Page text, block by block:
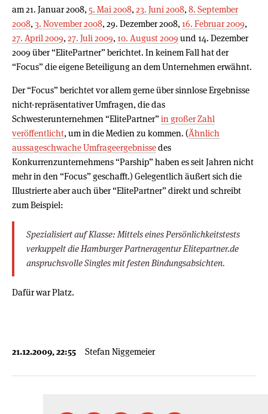
am 21. Januar 2008, 5. Mai 2008, 23. Juni 2008, 8. September
2008, 3. November 2008, 29. Dezember 2008, 16. Februar 2009,
27. April 2009, 27. Juli 2009, 10. August 2009und 14. Dezember
2009 über “ElitePartner” berichtet. In keinem Fall hat der
“Focus” die eigene Beteiligung an dem Unternehmen erwähnt.
Der “Focus” berichtet vor allem gerne über sinnlose Ergebnisse
nicht-repräsentativer Umfragen, die das
Schwesterunternehmen “ElitePartner”in großer Zahl
veröffentlicht, um in die Medien zu kommen. (Ähnlich
aussageschwache Umfrageergebnissedes
Konkurrenzunternehmens “Parship” haben es seit Jahren nicht
mehr in den “Focus” geschafft.) Gelegentlich äußert sich die
Illustrierte aber auch über “ElitePartner” direkt und schreibt
zum Beispiel:
Spezialisiert auf Klasse: Mittels eines Persönlichkeitstests
verkuppelt die Hamburger Partneragentur Elitepartner.de
anspruchsvolle Singles mit festen Bindungsabsichten.
Dafür war Platz.
21.12.2009, 22:55 Stefan Niggemeier